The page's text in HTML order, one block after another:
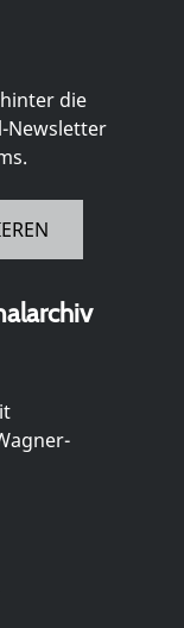
die
Newsletter